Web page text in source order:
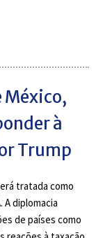
México,
à
Trump
tratada como
A diplomacia
de países como